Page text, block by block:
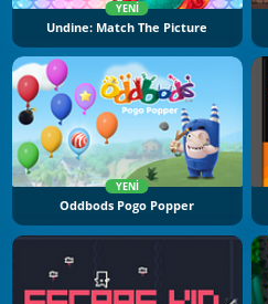
YENI
Undine: Match The Picture
YENI
Oddbods Pogo Popper